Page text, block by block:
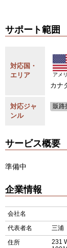
サポート範囲
対応国・
エリア
アメ
カナ
対応ジャ
ンル
販路
サービス概要
準備中
企業情報
会社名
代表者名
三
住所
231